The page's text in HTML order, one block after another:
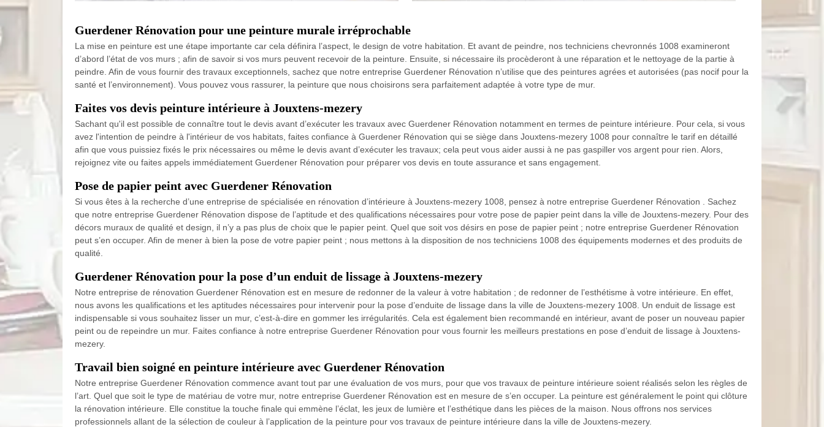
Guerdener Rénovation pour une peinture murale irréprochable
La mise en peinture est une étape importante car cela définira l’aspect, le design de votre habitation. Et avant de peindre, nos techniciens chevronnés 1008 examineront
d’abord l’état de vos murs ; afin de savoir si vos murs peuvent recevoir de la peinture. Ensuite, si nécessaire ils procèderont à une réparation et le nettoyage de la partie à
peindre. Afin de vous fournir des travaux exceptionnels, sachez que notre entreprise Guerdener Rénovation n’utilise que des peintures agrées et autorisées (pas nocif pour la
santé et l’environnement). Vous pouvez vous rassurer, la peinture que nous choisirons sera parfaitement adaptée à votre type de mur.
Faites vos devis peinture intérieure à Jouxtens-mezery
Sachant qu'il est possible de connaître tout le devis avant d’exécuter les travaux avec Guerdener Rénovation notamment en termes de peinture intérieure. Pour cela, si vous
avez l'intention de peindre à l'intérieur de vos habitats, faites confiance à Guerdener Rénovation qui se siège dans Jouxtens-mezery 1008 pour connaître le tarif en détaillé
afin que vous puissiez fixés le prix nécessaires ou même le devis avant d’exécuter les travaux; cela peut vous aider aussi à ne pas gaspiller vos argent pour rien. Alors,
rejoignez vite ou faites appels immédiatement Guerdener Rénovation pour préparer vos devis en toute assurance et sans engagement.
Pose de papier peint avec Guerdener Rénovation
Si vous êtes à la recherche d’une entreprise de spécialisée en rénovation d’intérieure à Jouxtens-mezery 1008, pensez à notre entreprise Guerdener Rénovation . Sachez
que notre entreprise Guerdener Rénovation dispose de l’aptitude et des qualifications nécessaires pour votre pose de papier peint dans la ville de Jouxtens-mezery. Pour des
décors muraux de qualité et design, il n’y a pas plus de choix que le papier peint. Quel que soit vos désirs en pose de papier peint ; notre entreprise Guerdener Rénovation
peut s’en occuper. Afin de mener à bien la pose de votre papier peint ; nous mettons à la disposition de nos techniciens 1008 des équipements modernes et des produits de
qualité.
Guerdener Rénovation pour la pose d’un enduit de lissage à Jouxtens-mezery
Notre entreprise de rénovation Guerdener Rénovation est en mesure de redonner de la valeur à votre habitation ; de redonner de l’esthétisme à votre intérieure. En effet,
nous avons les qualifications et les aptitudes nécessaires pour intervenir pour la pose d’enduite de lissage dans la ville de Jouxtens-mezery 1008. Un enduit de lissage est
indispensable si vous souhaitez lisser un mur, c’est-à-dire en gommer les irrégularités. Cela est également bien recommandé en intérieur, avant de poser un nouveau papier
peint ou de repeindre un mur. Faites confiance à notre entreprise Guerdener Rénovation pour vous fournir les meilleurs prestations en pose d’enduit de lissage à Jouxtens-
mezery.
Travail bien soigné en peinture intérieure avec Guerdener Rénovation
Notre entreprise Guerdener Rénovation commence avant tout par une évaluation de vos murs, pour que vos travaux de peinture intérieure soient réalisés selon les règles de
l’art. Quel que soit le type de matériau de votre mur, notre entreprise Guerdener Rénovation est en mesure de s’en occuper. La peinture est généralement le point qui clôture
la rénovation intérieure. Elle constitue la touche finale qui emmène l’éclat, les jeux de lumière et l’esthétique dans les pièces de la maison. Nous offrons nos services
professionnels allant de la sélection de couleur à l’application de la peinture pour vos travaux de peinture intérieure dans la ville de Jouxtens-mezery.